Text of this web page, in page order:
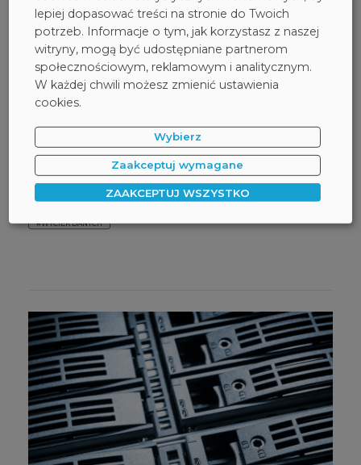
i jak się przed nim bronić –
część I
Jak pracownicy mogą spowodować wyciek firmowych
danych? Jak często takie sytuacje mają miejsce i jakie są
ich konsekwencje? Rozpoczynamy serię trzech wpisów
„Wyciek danych – co oznacza i jak się przed nim bronić”,
które odpowiedzą na te oraz inne pytania związane
z ochroną firmowych danych oraz skutkami wycieków
danych.
#WYCIEK DANYCH
lepiej dopasować treści na stronie do Twoich
potrzeb. Informacje o tym, jak korzystasz z naszej
witryny, mogą być udostępniane partnerom
społecznościowym, reklamowym i analitycznym.
W każdej chwili możesz zmienić ustawienia
cookies.
Wybierz
Zaakceptuj wymagane
ZAAKCEPTUJ WSZYSTKO